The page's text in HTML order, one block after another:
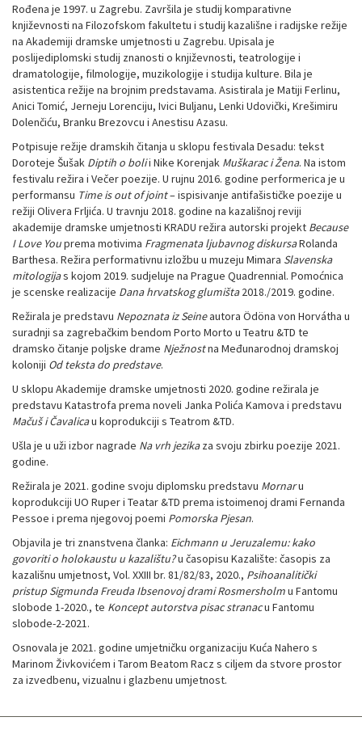
Rođena je 1997. u Zagrebu. Završila je studij komparativne
književnosti na Filozofskom fakultetu i studij kazališne i radijske režije
na Akademiji dramske umjetnosti u Zagrebu. Upisala je
poslijediplomski studij znanosti o književnosti, teatrologije i
dramatologije, filmologije, muzikologije i studija kulture. Bila je
asistentica režije na brojnim predstavama. Asistirala je Matiji Ferlinu,
Anici Tomić, Jerneju Lorenciju, Ivici Buljanu, Lenki Udovički, Krešimiru
Dolenčiću, Branku Brezovcu i Anestisu Azasu.
Potpisuje režije dramskih čitanja u sklopu festivala Desadu: tekst
Doroteje Šušak Diptih o bolii Nike Korenjak Muškarac i Žena. Na istom
festivalu režira i Večer poezije. U rujnu 2016. godine performerica je u
performansu Time is out of joint– ispisivanje antifašističke poezije u
režiji Olivera Frljića. U travnju 2018. godine na kazališnoj reviji
akademije dramske umjetnosti KRADU režira autorski projekt Because
I Love Youprema motivima Fragmenata ljubavnog diskursaRolanda
Barthesa. Režira performativnu izložbu u muzeju Mimara Slavenska
mitologijas kojom 2019. sudjeluje na Prague Quadrennial. Pomoćnica
je scenske realizacije Dana hrvatskog glumišta2018./2019. godine.
Režirala je predstavu Nepoznata iz Seineautora Ödöna von Horvátha u
suradnji sa zagrebačkim bendom Porto Morto u Teatru &TD te
dramsko čitanje poljske drame Nježnostna Međunarodnoj dramskoj
koloniji Od teksta do predstave.
U sklopu Akademije dramske umjetnosti 2020. godine režirala je
predstavu Katastrofa prema noveli Janka Polića Kamova i predstavu
Mačuš i Čavalicau koprodukciji s Teatrom &TD.
Ušla je u uži izbor nagrade Na vrh jezikaza svoju zbirku poezije 2021.
godine.
Režirala je 2021. godine svoju diplomsku predstavu Mornaru
koprodukciji UO Ruper i Teatar &TD prema istoimenoj drami Fernanda
Pessoe i prema njegovoj poemi Pomorska Pjesan.
Objavila je tri znanstvena članka: Eichmann u Jeruzalemu: kako
govoriti o holokaustu u kazalištu?u časopisu Kazalište: časopis za
kazališnu umjetnost, Vol. XXIII br. 81/82/83, 2020., Psihoanalitički
pristup Sigmunda Freuda Ibsenovoj drami Rosmersholmu Fantomu
slobode 1-2020., te Koncept autorstva pisac stranacu Fantomu
slobode-2-2021.
Osnovala je 2021. godine umjetničku organizaciju Kuća Nahero s
Marinom Živkovićem i Tarom Beatom Racz s ciljem da stvore prostor
za izvedbenu, vizualnu i glazbenu umjetnost.